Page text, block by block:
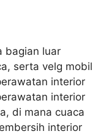
bagian luar
serta velg mobil
interior
interior
di mana cuaca
interior